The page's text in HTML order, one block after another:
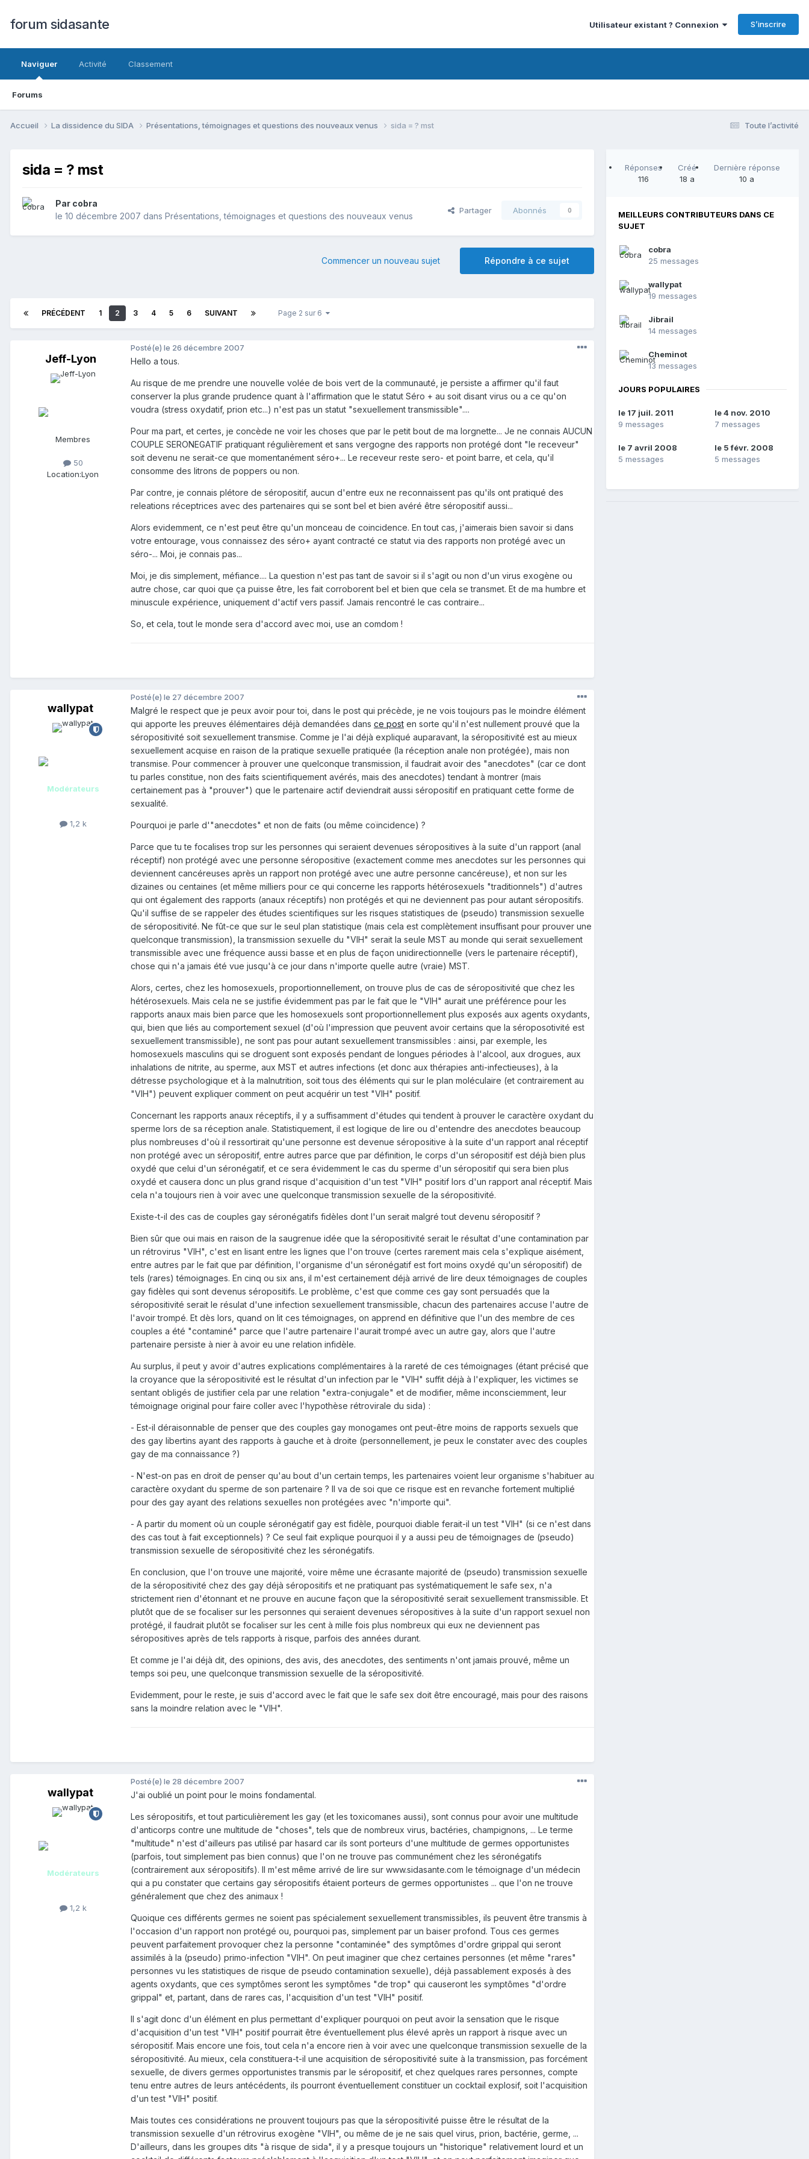
forum sidasante Utilisateur existant ? Connexion S’inscrire
Naviguer
Forums
Activité Classement
Toute l’activité
Accueil La dissidence du SIDA Présentations, témoignages et questions des nouveaux venus sida = ? mst
sida = ? mst
Par cobra
le 10 décembre 2007 dans Présentations, témoignages et questions des nouveaux venus
Partager Abonnés 0
Répondre à ce sujet
Commencer un nouveau sujet
PRÉCÉDENT 1 2 3 4 5 6 SUIVANT Page 2 sur 6
Jeff-Lyon
Membres
50
Location:Lyon
Posté(e) le 26 décembre 2007
Hello a tous.
Au risque de me prendre une nouvelle volée de bois vert de la communauté, je persiste a affirmer qu'il faut
conserver la plus grande prudence quant à l'affirmation que le statut Séro + au soit disant virus ou a ce qu'on
voudra (stress oxydatif, prion etc...) n'est pas un statut "sexuellement transmissible"....
Pour ma part, et certes, je concède ne voir les choses que par le petit bout de ma lorgnette... Je ne connais AUCUN
COUPLE SERONEGATIF pratiquant régulièrement et sans vergogne des rapports non protégé dont "le receveur"
soit devenu ne serait-ce que momentanément séro+... Le receveur reste sero- et point barre, et cela, qu'il
consomme des litrons de poppers ou non.
Par contre, je connais plétore de séropositif, aucun d'entre eux ne reconnaissent pas qu'ils ont pratiqué des
releations réceptrices avec des partenaires qui se sont bel et bien avéré être séropositif aussi...
Alors evidemment, ce n'est peut être qu'un monceau de coincidence. En tout cas, j'aimerais bien savoir si dans
votre entourage, vous connaissez des séro+ ayant contracté ce statut via des rapports non protégé avec un
séro-... Moi, je connais pas...
Moi, je dis simplement, méfiance.... La question n'est pas tant de savoir si il s'agit ou non d'un virus exogène ou
autre chose, car quoi que ça puisse être, les fait corroborent bel et bien que cela se transmet. Et de ma humbre et
minuscule expérience, uniquement d'actif vers passif. Jamais rencontré le cas contraire...
So, et cela, tout le monde sera d'accord avec moi, use an comdom !
wallypat
Modérateurs
1,2 k
Posté(e) le 27 décembre 2007
Malgré le respect que je peux avoir pour toi, dans le post qui précède, je ne vois toujours pas le moindre élément
qui apporte les preuves élémentaires déjà demandées dans ce post en sorte qu'il n'est nullement prouvé que la
séropositivité soit sexuellement transmise. Comme je l'ai déjà expliqué auparavant, la séropositivité est au mieux
sexuellement acquise en raison de la pratique sexuelle pratiquée (la réception anale non protégée), mais non
transmise. Pour commencer à prouver une quelconque transmission, il faudrait avoir des "anecdotes" (car ce dont
tu parles constitue, non des faits scientifiquement avérés, mais des anecdotes) tendant à montrer (mais
certainement pas à "prouver") que le partenaire actif deviendrait aussi séropositif en pratiquant cette forme de
sexualité.
Pourquoi je parle d'"anecdotes" et non de faits (ou même coïncidence) ?
Parce que tu te focalises trop sur les personnes qui seraient devenues séropositives à la suite d'un rapport (anal
réceptif) non protégé avec une personne séropositive (exactement comme mes anecdotes sur les personnes qui
deviennent cancéreuses après un rapport non protégé avec une autre personne cancéreuse), et non sur les
dizaines ou centaines (et même milliers pour ce qui concerne les rapports hétérosexuels "traditionnels") d'autres
qui ont également des rapports (anaux réceptifs) non protégés et qui ne deviennent pas pour autant séropositifs.
Qu'il suffise de se rappeler des études scientifiques sur les risques statistiques de (pseudo) transmission sexuelle
de séropositivité. Ne fût-ce que sur le seul plan statistique (mais cela est complètement insuffisant pour prouver une
quelconque transmission), la transmission sexuelle du "VIH" serait la seule MST au monde qui serait sexuellement
transmissible avec une fréquence aussi basse et en plus de façon unidirectionnelle (vers le partenaire réceptif),
chose qui n'a jamais été vue jusqu'à ce jour dans n'importe quelle autre (vraie) MST.
Alors, certes, chez les homosexuels, proportionnellement, on trouve plus de cas de séropositivité que chez les
hétérosexuels. Mais cela ne se justifie évidemment pas par le fait que le "VIH" aurait une préférence pour les
rapports anaux mais bien parce que les homosexuels sont proportionnellement plus exposés aux agents oxydants,
qui, bien que liés au comportement sexuel (d'où l'impression que peuvent avoir certains que la séroposotivité est
sexuellement transmissible), ne sont pas pour autant sexuellement transmissibles : ainsi, par exemple, les
homosexuels masculins qui se droguent sont exposés pendant de longues périodes à l'alcool, aux drogues, aux
inhalations de nitrite, au sperme, aux MST et autres infections (et donc aux thérapies anti-infectieuses), à la
détresse psychologique et à la malnutrition, soit tous des éléments qui sur le plan moléculaire (et contrairement au
"VIH") peuvent expliquer comment on peut acquérir un test "VIH" positif.
Concernant les rapports anaux réceptifs, il y a suffisamment d'études qui tendent à prouver le caractère oxydant du
sperme lors de sa réception anale. Statistiquement, il est logique de lire ou d'entendre des anecdotes beaucoup
plus nombreuses d'où il ressortirait qu'une personne est devenue séropositive à la suite d'un rapport anal réceptif
non protégé avec un séropositif, entre autres parce que par définition, le corps d'un séropositif est déjà bien plus
oxydé que celui d'un séronégatif, et ce sera évidemment le cas du sperme d'un séropositif qui sera bien plus
oxydé et causera donc un plus grand risque d'acquisition d'un test "VIH" positif lors d'un rapport anal réceptif. Mais
cela n'a toujours rien à voir avec une quelconque transmission sexuelle de la séropositivité.
Existe-t-il des cas de couples gay séronégatifs fidèles dont l'un serait malgré tout devenu séropositif ?
Bien sûr que oui mais en raison de la saugrenue idée que la séropositivité serait le résultat d'une contamination par
un rétrovirus "VIH", c'est en lisant entre les lignes que l'on trouve (certes rarement mais cela s'explique aisément,
entre autres par le fait que par définition, l'organisme d'un séronégatif est fort moins oxydé qu'un séropositif) de
tels (rares) témoignages. En cinq ou six ans, il m'est certainement déjà arrivé de lire deux témoignages de couples
gay fidèles qui sont devenus séropositifs. Le problème, c'est que comme ces gay sont persuadés que la
séropositivité serait le résulat d'une infection sexuellement transmissible, chacun des partenaires accuse l'autre de
l'avoir trompé. Et dès lors, quand on lit ces témoignages, on apprend en définitive que l'un des membre de ces
couples a été "contaminé" parce que l'autre partenaire l'aurait trompé avec un autre gay, alors que l'autre
partenaire persiste à nier à avoir eu une relation infidèle.
Au surplus, il peut y avoir d'autres explications complémentaires à la rareté de ces témoignages (étant précisé que
la croyance que la séropositivité est le résultat d'un infection par le "VIH" suffit déjà à l'expliquer, les victimes se
sentant obligés de justifier cela par une relation "extra-conjugale" et de modifier, même inconsciemment, leur
témoignage original pour faire coller avec l'hypothèse rétrovirale du sida) :
- Est-il déraisonnable de penser que des couples gay monogames ont peut-être moins de rapports sexuels que
des gay libertins ayant des rapports à gauche et à droite (personnellement, je peux le constater avec des couples
gay de ma connaissance ?)
- N'est-on pas en droit de penser qu'au bout d'un certain temps, les partenaires voient leur organisme s'habituer au
caractère oxydant du sperme de son partenaire ? Il va de soi que ce risque est en revanche fortement multiplié
pour des gay ayant des relations sexuelles non protégées avec "n'importe qui".
- A partir du moment où un couple séronégatif gay est fidèle, pourquoi diable ferait-il un test "VIH" (si ce n'est dans
des cas tout à fait exceptionnels) ? Ce seul fait explique pourquoi il y a aussi peu de témoignages de (pseudo)
transmission sexuelle de séropositivité chez les séronégatifs.
En conclusion, que l'on trouve une majorité, voire même une écrasante majorité de (pseudo) transmission sexuelle
de la séropositivité chez des gay déjà séropositifs et ne pratiquant pas systématiquement le safe sex, n'a
strictement rien d'étonnant et ne prouve en aucune façon que la séropositivité serait sexuellement transmissible. Et
plutôt que de se focaliser sur les personnes qui seraient devenues séropositives à la suite d'un rapport sexuel non
protégé, il faudrait plutôt se focaliser sur les cent à mille fois plus nombreux qui eux ne deviennent pas
séropositives après de tels rapports à risque, parfois des années durant.
Et comme je l'ai déjà dit, des opinions, des avis, des anecdotes, des sentiments n'ont jamais prouvé, même un
temps soi peu, une quelconque transmission sexuelle de la séropositivité.
Evidemment, pour le reste, je suis d'accord avec le fait que le safe sex doit être encouragé, mais pour des raisons
sans la moindre relation avec le "VIH".
wallypat
Modérateurs
1,2 k
Posté(e) le 28 décembre 2007
J'ai oublié un point pour le moins fondamental.
Les séropositifs, et tout particulièrement les gay (et les toxicomanes aussi), sont connus pour avoir une multitude
d'anticorps contre une multitude de "choses", tels que de nombreux virus, bactéries, champignons, ... Le terme
"multitude" n'est d'ailleurs pas utilisé par hasard car ils sont porteurs d'une multitude de germes opportunistes
(parfois, tout simplement pas bien connus) que l'on ne trouve pas communément chez les séronégatifs
(contrairement aux séropositifs). Il m'est même arrivé de lire sur www.sidasante.com le témoignage d'un médecin
qui a pu constater que certains gay séropositifs étaient porteurs de germes opportunistes ... que l'on ne trouve
généralement que chez des animaux !
Quoique ces différents germes ne soient pas spécialement sexuellement transmissibles, ils peuvent être transmis à
l'occasion d'un rapport non protégé ou, pourquoi pas, simplement par un baiser profond. Tous ces germes
peuvent parfaitement provoquer chez la personne "contaminée" des symptômes d'ordre grippal qui seront
assimilés à la (pseudo) primo-infection "VIH". On peut imaginer que chez certaines personnes (et même "rares"
personnes vu les statistiques de risque de pseudo contamination sexuelle), déjà passablement exposés à des
agents oxydants, que ces symptômes seront les symptômes "de trop" qui causeront les symptômes "d'ordre
grippal" et, partant, dans de rares cas, l'acquisition d'un test "VIH" positif.
Il s'agit donc d'un élément en plus permettant d'expliquer pourquoi on peut avoir la sensation que le risque
d'acquisition d'un test "VIH" positif pourrait être éventuellement plus élevé après un rapport à risque avec un
séropositif. Mais encore une fois, tout cela n'a encore rien à voir avec une quelconque transmission sexuelle de la
séropositivité. Au mieux, cela constituera-t-il une acquisition de séropositivité suite à la transmission, pas forcément
sexuelle, de divers germes opportunistes transmis par le séropositif, et chez quelques rares personnes, compte
tenu entre autres de leurs antécédents, ils pourront éventuellement constituer un cocktail explosif, soit l'acquisition
d'un test "VIH" positif.
Mais toutes ces considérations ne prouvent toujours pas que la séropositivité puisse être le résultat de la
transmission sexuelle d'un rétrovirus exogène "VIH", ou même de je ne sais quel virus, prion, bactérie, germe, ...
D'ailleurs, dans les groupes dits "à risque de sida", il y a presque toujours un "historique" relativement lourd et un
Réponses
116
Créé
18 a
Dernière réponse
10 a
MEILLEURS CONTRIBUTEURS DANS CE
SUJET
cobra
25 messages
wallypat
19 messages
Jibrail
14 messages
Cheminot
13 messages
JOURS POPULAIRES
le 17 juil. 2011
9 messages
le 4 nov. 2010
7 messages
le 7 avril 2008
5 messages
le 5 févr. 2008
5 messages